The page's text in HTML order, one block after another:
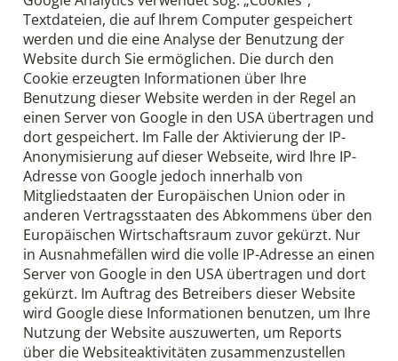
Textdateien, die auf Ihrem Computer gespeichert
werden und die eine Analyse der Benutzung der
Website durch Sie ermöglichen. Die durch den
Cookie erzeugten Informationen über Ihre
Benutzung dieser Website werden in der Regel an
einen Server von Google in den USA übertragen und
dort gespeichert. Im Falle der Aktivierung der IP-
Anonymisierung auf dieser Webseite, wird Ihre IP-
Adresse von Google jedoch innerhalb von
Mitgliedstaaten der Europäischen Union oder in
anderen Vertragsstaaten des Abkommens über den
Europäischen Wirtschaftsraum zuvor gekürzt. Nur
in Ausnahmefällen wird die volle IP-Adresse an einen
Server von Google in den USA übertragen und dort
gekürzt. Im Auftrag des Betreibers dieser Website
wird Google diese Informationen benutzen, um Ihre
Nutzung der Website auszuwerten, um Reports
über die Websiteaktivitäten zusammenzustellen